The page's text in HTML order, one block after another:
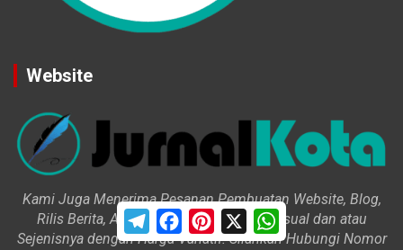
Website
Kami Juga Menerima Pesanan Pembuatan Website, Blog,
Rilis Berita, Artikel, Profil, Cerita, Iklan Visual dan atau
Sejenisnya dengan Harga Variatif. Silahkan Hubungi Nomor
T
l
c
P
n
X
W
a